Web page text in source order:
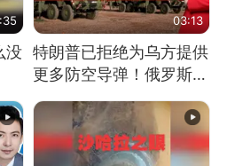
没
03:13
特朗普已拒绝为乌方提供
更多防空导弹！俄罗斯抓